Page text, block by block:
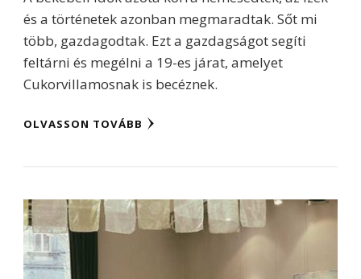
és a történetek azonban megmaradtak. Sőt mi
több, gazdagodtak. Ezt a gazdagságot segíti
feltárni és megélni a 19-es járat, amelyet
Cukorvillamosnak is becéznek.
OLVASSON TOVÁBB